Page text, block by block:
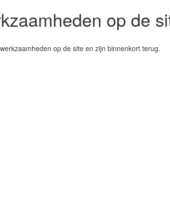
op de
op de site en zijn binnenkort terug.